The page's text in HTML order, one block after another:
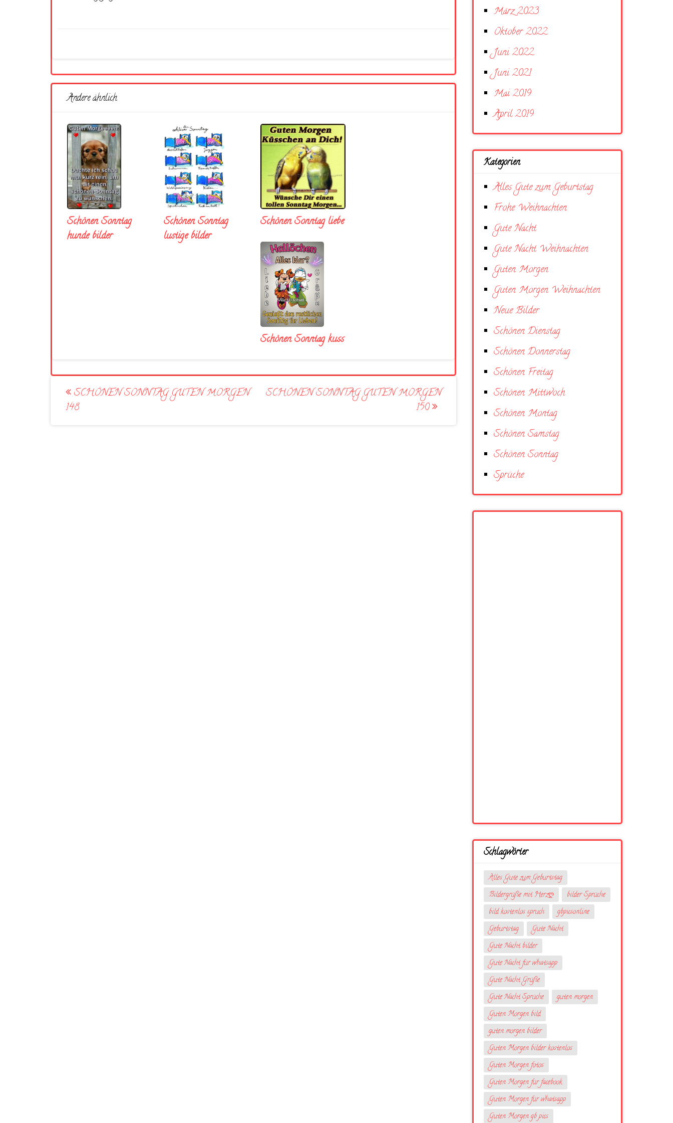
Andere ähnlich
Schönen Sonntag
hunde bilder
Schönen Sonntag
lustige bilder
Schönen Sonntag liebe
Schönen Sonntag kuss
Post
navigation
SCHÖNEN SONNTAG GUTEN MORGEN
148
SCHÖNEN SONNTAG GUTEN MORGEN
150
März 2023
Oktober 2022
Juni 2022
Juni 2021
Mai 2019
April 2019
Kategorien
Alles Gute zum Geburtstag
Frohe Weihnachten
Gute Nacht
Gute Nacht Weihnachten
Guten Morgen
Guten Morgen Weihnachten
Neue Bilder
Schönen Dienstag
Schönen Donnerstag
Schönen Freitag
Schönen Mittwoch
Schönen Montag
Schönen Samstag
Schönen Sonntag
Sprüche
Schlagwörter
Alles Gute zum Geburtstag
Bildergrüße mit Herzღ
bilder Sprüche
bild kostenlos spruch
gbpicsonline
Geburtstag
Gute Nacht
Gute Nacht bilder
Gute Nacht für whatsapp
Gute Nacht Grüße
Gute Nacht Sprüche
guten morgen
Guten Morgen bild
guten morgen bilder
Guten Morgen bilder kostenlos
Guten Morgen fotos
Guten Morgen für facebook
Guten Morgen für whatsapp
Guten Morgen gb pics